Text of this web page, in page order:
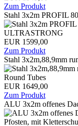
Zum Produkt
Stahl 3x2m PROFIL
EUR 1599,00
Zum Produkt
Stahl 3x2m,88,9mm
EUR 1649,00
Zum Produkt
ALU 3x2m offenes